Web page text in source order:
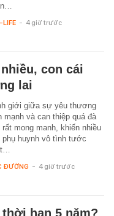
LIFE - 4 giờ trước
con cái
lai
giới giữa sự yêu thương
mạnh và can thiệp quá đà
rất mong manh, khiến nhiều
phụ huynh vô tình tước
ĐƯỜNG - 4 giờ trước
hạn 5 năm?